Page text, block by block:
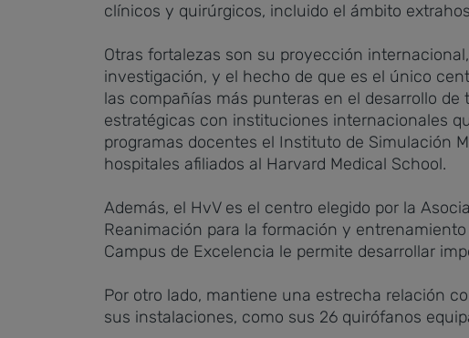
clínicos y quirúrgicos, incluido el ámbito
Otras fortalezas son su proyección
investigación, y el hecho de que es el único
las compañías más punteras en el desarrollo
estratégicas con instituciones internacionales
programas docentes el Instituto de Simulación
hospitales afiliados al Harvard Medical School.
Además, el HvV es el centro elegido por la
Reanimación para la formación y
Campus de Excelencia le permite desarrollar
Por otro lado, mantiene una estrecha relación
sus instalaciones, como sus 26 quirófanos